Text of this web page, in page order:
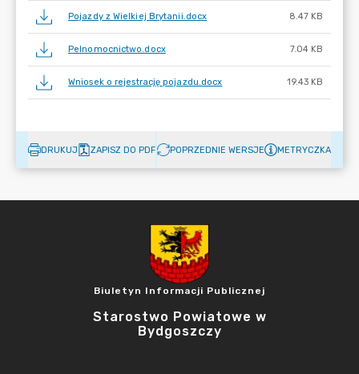
Pojazdy z Wielkiej Brytanii.docx 8.47 KB
Pelnomocnictwo.docx 7.04 KB
Wniosek o rejestrację pojazdu.docx 19.43 KB
DRUKUJ ZAPISZ DO PDF POPRZEDNIE WERSJE METRYCZKA
Biuletyn Informacji Publicznej
Starostwo Powiatowe w
Bydgoszczy